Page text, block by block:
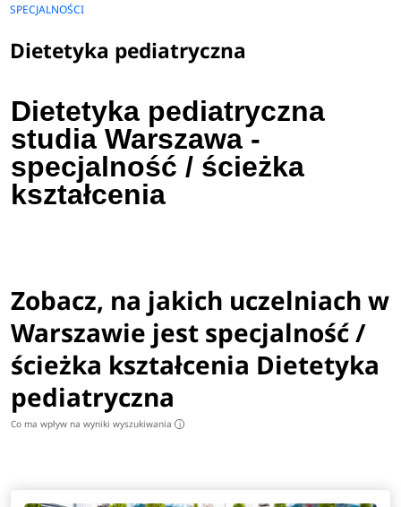
SPECJALNOŚCI
Dietetyka pediatryczna
Dietetyka pediatryczna
studia Warszawa -
specjalność / ścieżka
kształcenia
Zobacz, na jakich uczelniach w
Warszawie jest specjalność /
ścieżka kształcenia Dietetyka
pediatryczna
Co ma wpływ na wyniki wyszukiwania i